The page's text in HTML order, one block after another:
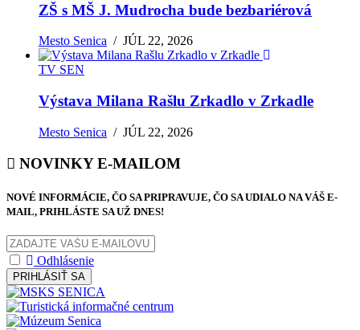
ZŠ s MŠ J. Mudrocha bude bezbariérová
Mesto Senica /JÚL 22, 2026
TV SEN
Výstava Milana Rašlu Zrkadlo v Zrkadle
Mesto Senica /JÚL 22, 2026
NOVINKY E-MAILOM
NOVÉ INFORMÁCIE, ČO SA PRIPRAVUJE, ČO SA UDIALO NA VÁŠ E-
MAIL, PRIHLÁSTE SA UŽ DNES!
Odhlásenie
PRIHLÁSIŤ SA